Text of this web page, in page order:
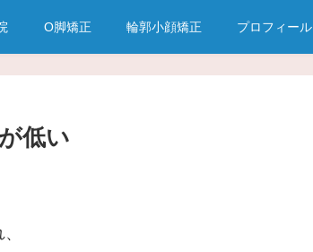
O脚矯正 輪郭小顔矯正 プロフィール
低い